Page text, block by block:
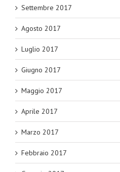
Settembre 2017
Agosto 2017
Luglio 2017
Giugno 2017
Maggio 2017
Aprile 2017
Marzo 2017
Febbraio 2017